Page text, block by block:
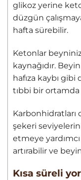
glikoz yerine
düzgün
hafta sürebilir.
Ketonlar
kaynağıdır.
hafıza kaybı
tıbbi bir
Karbonhidratları
şekeri
etmeye
artırabilir ve
Kısa süreli